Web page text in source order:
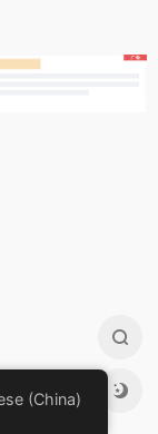
mjj发卡导航
(China)